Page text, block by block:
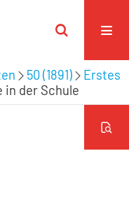
50 (1891)
Erstes
in der Schule